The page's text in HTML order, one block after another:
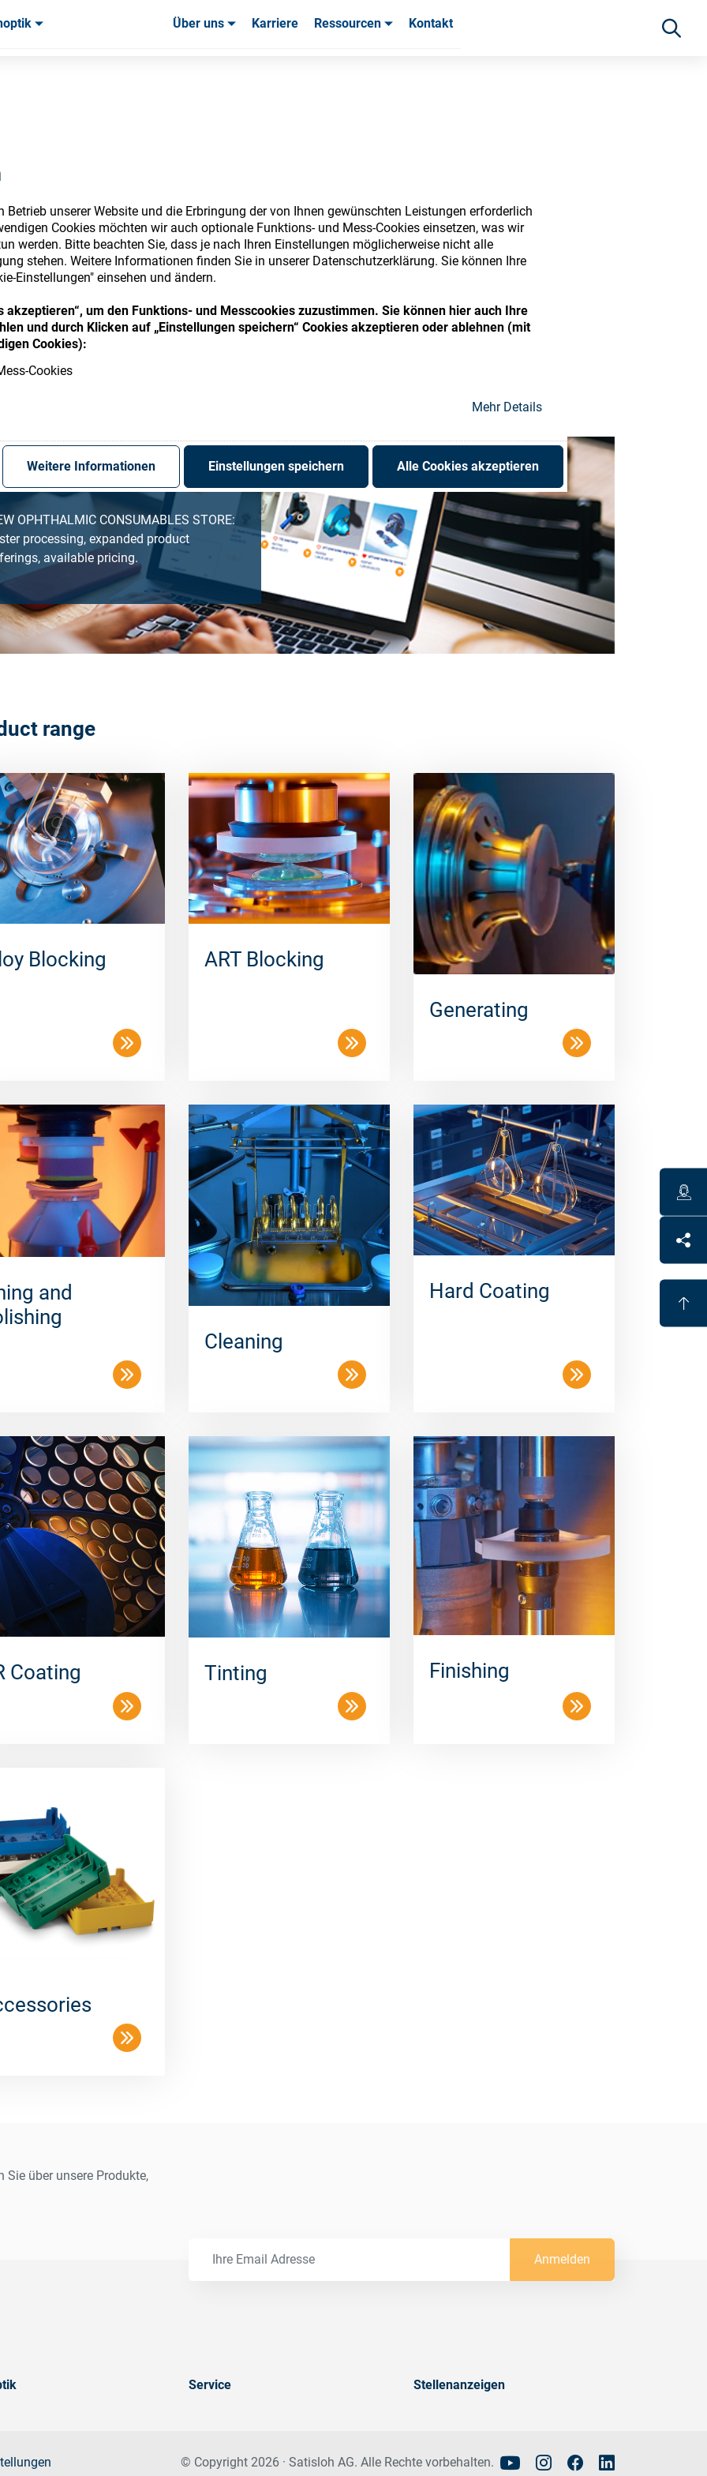
Betrieb unserer Website und die Erbringung der von Ihnen gewünschten Leistungen erforderlich
Cookies möchten wir auch optionale Funktions- und Mess-Cookies einsetzen, was wir
werden. Bitte beachten Sie, dass je nach Ihren Einstellungen möglicherweise nicht alle
stehen. Weitere Informationen finden Sie in unserer Datenschutzerklärung. Sie können Ihre
Einstellungen" einsehen und ändern.
akzeptieren“, um den Funktions- und Messcookies zuzustimmen. Sie können hier auch Ihre
und durch Klicken auf „Einstellungen speichern“ Cookies akzeptieren oder ablehnen (mit
Cookies):
Cookies
Mehr Details
Weitere Informationen Einstellungen speichern Alle Cookies akzeptieren
Über uns Karriere Ressourcen Kontakt
Store
your accounts and explore our wide range of ophthalmic
consumables
OPHTHALMIC CONSUMABLES STORE:
processing, expanded product
available pricing.
range
Blocking ART Blocking
Generating
and
Cleaning
Hard Coating
Coating Tinting Finishing
über unsere Produkte,
Anmelden
Service Stellenanzeigen
© Copyright 2026 · Satisloh AG. Alle Rechte vorbehalten.